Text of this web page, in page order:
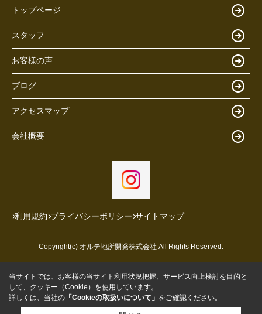
トップページ
スタッフ
お客様の声
ブログ
アクセスマップ
会社概要
利用規約 プライバシーポリシー サイトマップ
Copyright(c) オルテ地所開発株式会社 All Rights Reserved.
当サイトでは、お客様の当サイト利用状況把握、サービス向上検討を目的と
して、クッキー（Cookie）を使用しています。
詳しくは、当社の 「Cookieの取扱いについて」 をご確認ください。